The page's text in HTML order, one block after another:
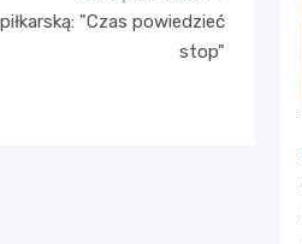
"Czas powiedzieć
stop"